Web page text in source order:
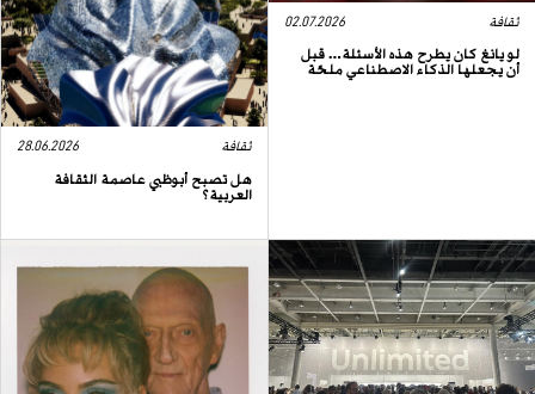
ثقافة 02.07.2026
لو يانغ كان يطرح هذه الأسئلة… قبل
أن يجعلها الذكاء الاصطناعي ملحّة
ثقافة 28.06.2026
هل تصبح أبوظبي عاصمة الثقافة
العربية؟